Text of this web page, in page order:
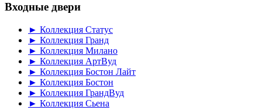
Входные двери
► Коллекция Статус
► Коллекция Гранд
► Коллекция Милано
► Коллекция АртВуд
► Коллекция Бостон Лайт
► Коллекция Бостон
► Коллекция ГрандВуд
► Коллекция Сьена